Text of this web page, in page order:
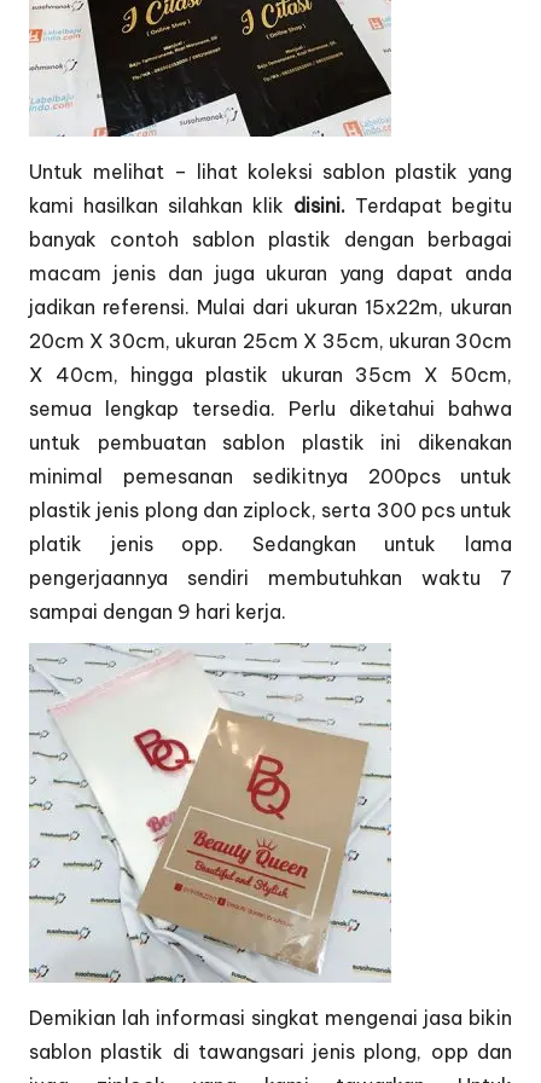
Untuk melihat – lihat koleksi sablon plastik yang
kami hasilkan silahkan klik disini. Terdapat begitu
banyak contoh sablon plastik dengan berbagai
macam jenis dan juga ukuran yang dapat anda
jadikan referensi. Mulai dari ukuran 15x22m, ukuran
20cm X 30cm, ukuran 25cm X 35cm, ukuran 30cm
X 40cm, hingga plastik ukuran 35cm X 50cm,
semua lengkap tersedia. Perlu diketahui bahwa
untuk pembuatan sablon plastik ini dikenakan
minimal pemesanan sedikitnya 200pcs untuk
plastik jenis plong dan ziplock, serta 300 pcs untuk
platik jenis opp. Sedangkan untuk lama
pengerjaannya sendiri membutuhkan waktu 7
sampai dengan 9 hari kerja.
Demikian lah informasi singkat mengenai jasa bikin
sablon plastik di tawangsari jenis plong, opp dan